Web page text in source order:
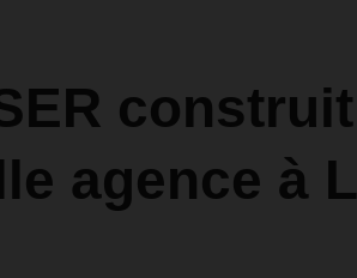
agence à